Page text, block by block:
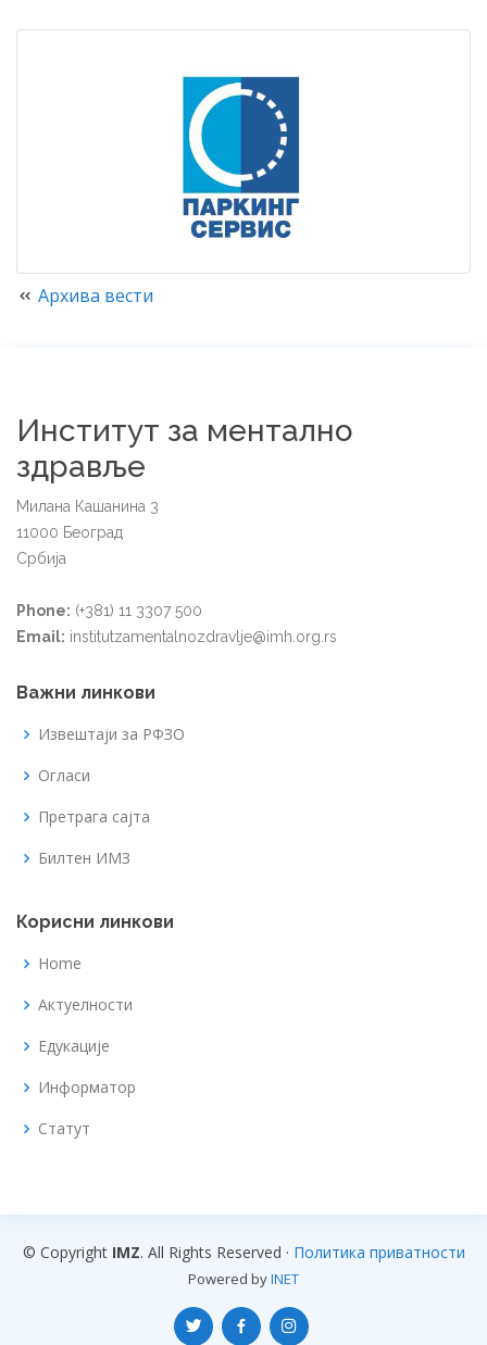
Архива вести
Институт за ментално
здравље
Милана Кашанина 3
11000 Београд
Србија
Phone: (+381) 11 3307 500
Email: institutzamentalnozdravlje@imh.org.rs
Важни линкови
Извештаји за РФЗО
Огласи
Претрага сајта
Билтен ИМЗ
Корисни линкови
Home
Актуелности
Едукације
Информатор
Статут
© Copyright IMZ. All Rights Reserved · Политика приватности
Powered byINET